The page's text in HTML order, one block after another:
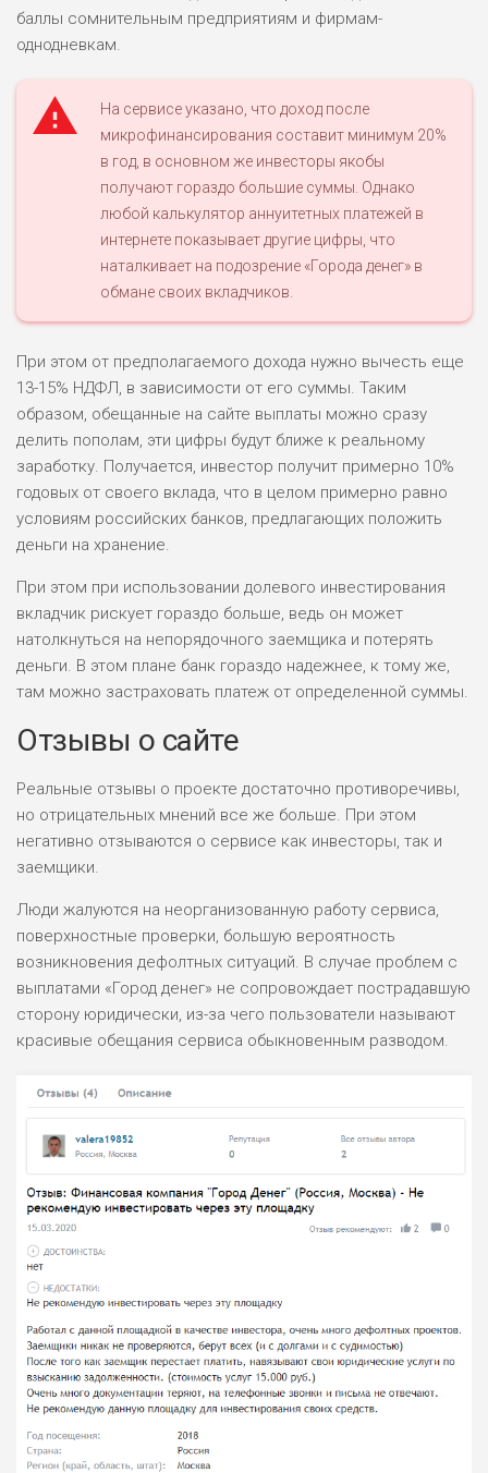
баллы сомнительным предприятиям и фирмам-
однодневкам.
На сервисе указано, что доход после
микрофинансирования составит минимум 20%
в год, в основном же инвесторы якобы
получают гораздо большие суммы. Однако
любой калькулятор аннуитетных платежей в
интернете показывает другие цифры, что
наталкивает на подозрение «Города денег» в
обмане своих вкладчиков.
При этом от предполагаемого дохода нужно вычесть еще
13-15% НДФЛ, в зависимости от его суммы. Таким
образом, обещанные на сайте выплаты можно сразу
делить пополам, эти цифры будут ближе к реальному
заработку. Получается, инвестор получит примерно 10%
годовых от своего вклада, что в целом примерно равно
условиям российских банков, предлагающих положить
деньги на хранение.
При этом при использовании долевого инвестирования
вкладчик рискует гораздо больше, ведь он может
натолкнуться на непорядочного заемщика и потерять
деньги. В этом плане банк гораздо надежнее, к тому же,
там можно застраховать платеж от определенной суммы.
Отзывы о сайте
Реальные отзывы о проекте достаточно противоречивы,
но отрицательных мнений все же больше. При этом
негативно отзываются о сервисе как инвесторы, так и
заемщики.
Люди жалуются на неорганизованную работу сервиса,
поверхностные проверки, большую вероятность
возникновения дефолтных ситуаций. В случае проблем с
выплатами «Город денег» не сопровождает пострадавшую
сторону юридически, из-за чего пользователи называют
красивые обещания сервиса обыкновенным разводом.